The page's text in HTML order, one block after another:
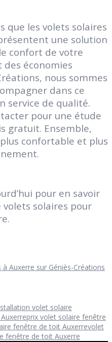
que les volets solaires
une solution
confort de votre
économies
nous sommes
dans ce
service de qualité.
pour une étude
gratuit. Ensemble,
confortable et plus
pour en savoir
volets solaires pour
Auxerre sur Géniès-Créations
volet solaire
prix volet solaire fenêtre
fenêtre de toit Auxerrevolet
fenêtre de toit Auxerre